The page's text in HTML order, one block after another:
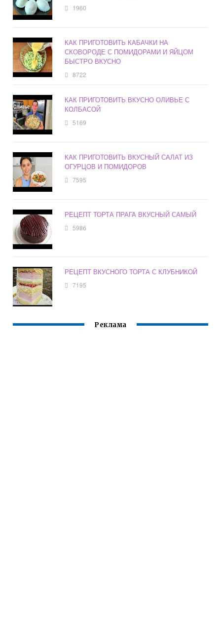
1960
КАК ПРИГОТОВИТЬ КАБАЧКИ НА
СКОВОРОДЕ С ПОМИДОРАМИ И ЯЙЦОМ
БЫСТРО ВКУСНО
8722
КАК ПРИГОТОВИТЬ ВКУСНО ОЛИВЬЕ С
КОЛБАСОЙ
5169
КАК ПРИГОТОВИТЬ ВКУСНЫЙ САЛАТ ИЗ
ОГУРЦОВ И ПОМИДОРОВ
7595
РЕЦЕПТ ТОРТА ПРАГА ВКУСНЫЙ САМЫЙ
5986
РЕЦЕПТ ВКУСНОГО ТОРТА С КЛУБНИКОЙ
7195
Реклама